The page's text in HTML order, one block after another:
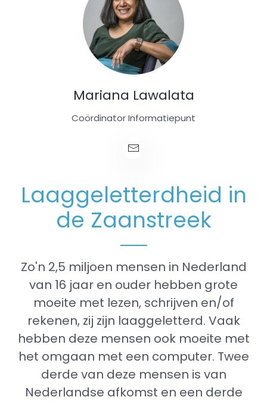
Mariana Lawalata
Coördinator Informatiepunt
Laaggeletterdheid in
de Zaanstreek
Zo'n 2,5 miljoen mensen in Nederland
van 16 jaar en ouder hebben grote
moeite met lezen, schrijven en/of
rekenen, zij zijn laaggeletterd. Vaak
hebben deze mensen ook moeite met
het omgaan met een computer. Twee
derde van deze mensen is van
Nederlandse afkomst en een derde